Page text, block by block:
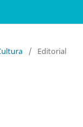
/ Editorial